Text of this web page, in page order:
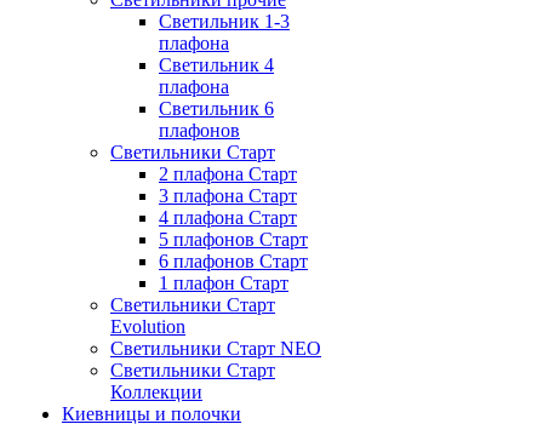
Светильник 1-3
плафона
Светильник 4
плафона
Светильник 6
плафонов
Светильники Старт
2 плафона Старт
3 плафона Старт
4 плафона Старт
5 плафонов Старт
6 плафонов Старт
1 плафон Старт
Светильники Старт
Evolution
Светильники Старт NEO
Светильники Старт
Коллекции
Киевницы и полочки